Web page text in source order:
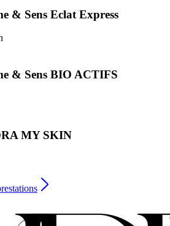
& Sens Eclat Express
& Sens BIO ACTIFS
MY SKIN